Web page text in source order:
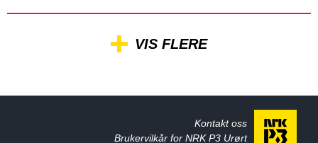
VIS FLERE
Kontakt oss
Brukervilkår for NRK P3 Urørt